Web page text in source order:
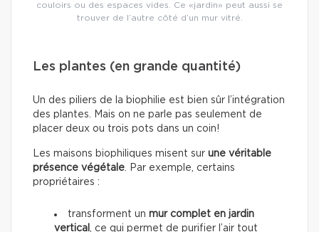
couloirs ou des espaces vides. Ce «jardin» peut aussi se
trouver de l’autre côté d’un mur vitré.
Les plantes (en grande quantité)
Un des piliers de la biophilie est bien sûr l’intégration
des plantes. Mais on ne parle pas seulement de
placer deux ou trois pots dans un coin!
Les maisons biophiliques misent sur une véritable
présence végétale. Par exemple, certains
propriétaires :
transforment un mur complet en jardin
vertical , ce qui permet de purifier l’air tout